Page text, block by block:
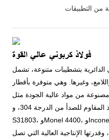
فولاذ كربوني عالي القوة
بتشطيبات متنوعة، تشمل
وغيرها. وهي متوفرة بأقطار
1 مم إلى 400 مم، ومصنوعة من مواد عالية الجودة مثل
الفولاذ المقاوم للصدأ من الدرجة 304، وDuplex F51 2205 UNS
S31803، وMonel 4400، وInconel 6600، وغيرها. بفضل شهادة
الإنتاجية العالية التي تصل